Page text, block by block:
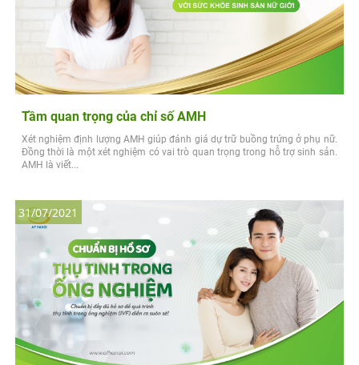
Tầm quan trọng của chỉ số AMH
Xét nghiệm định lượng AMH giúp đánh giá dự trữ buồng trứng ở phụ nữ.
Đồng thời là một xét nghiệm có vai trò quan trọng trong hỗ trợ sinh sản.
AMH là viết...
31/07/2021